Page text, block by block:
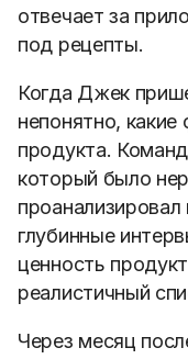
отвечает за
под рецепты.
Когда Джек
непонятно,
продукта.
который было
глубинные
ценность
реалистичный
Через месяц